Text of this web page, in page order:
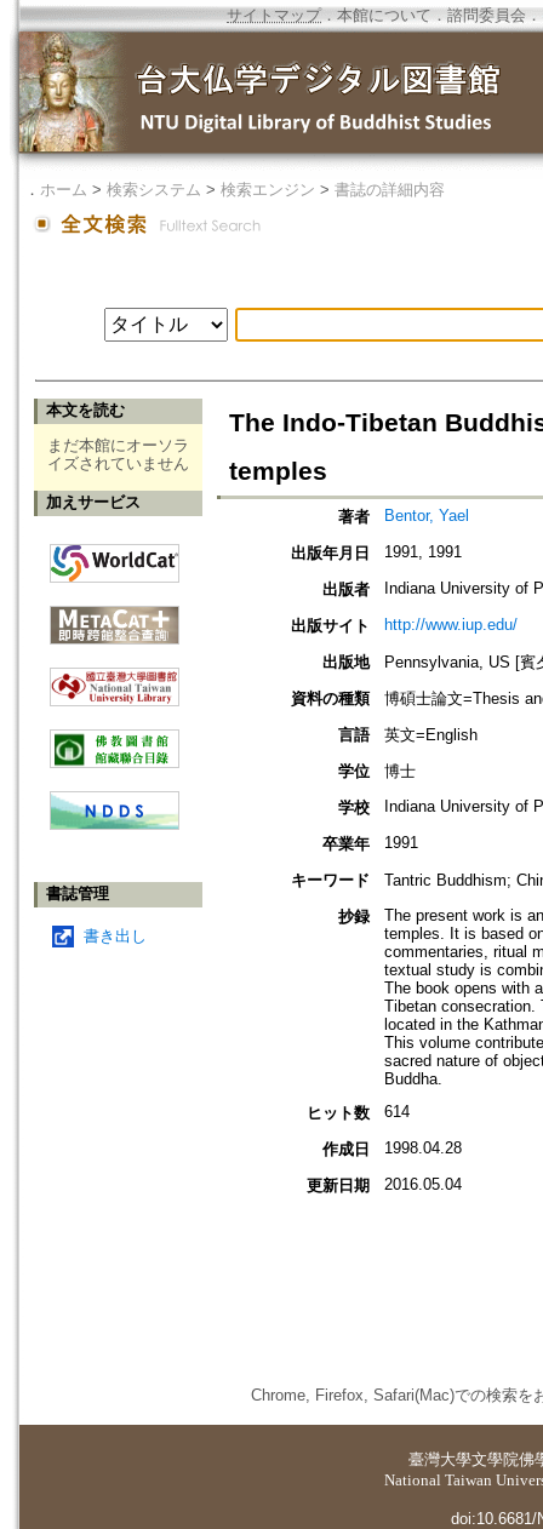
サイトマップ．本館について ． 諮問委員会 ．
． ホーム > 検索システム > 検索エンジン > 書誌の詳細内容
本文を読む
まだ本館にオーソラ
イズされていません
加えサービス
書誌管理
書き出し
The Indo-Tibetan
temples
著者 Bentor, Yael
出版年月日 1991, 1991
出版者 Indiana University of
出版サイト http://www.iup.edu/
出版地
Pennsylvania, US [賓
資料の種類
博碩士論文=Thesis
言語
英文=English
学位
博士
学校
Indiana University of
卒業年 1991
キーワード
Tantric Buddhism;
抄録
The present work is
temples. It is based
commentaries, ritual
textual study is
The book opens with
Tibetan consecration.
located in the
This volume
sacred nature of
Buddha.
ヒット数
614
作成日 1998.04.28
更新日期 2016.05.04
Chrome, Firefox, Safari(Mac)での検索を
臺灣大學文學院佛
National Taiwan
doi:10.6681/